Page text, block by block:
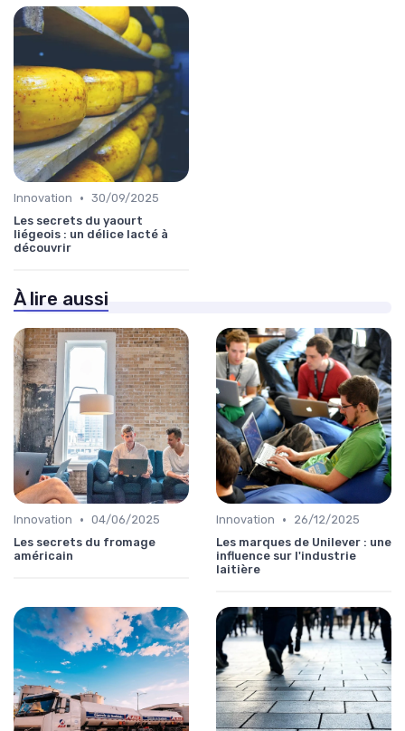
Innovation • 30/09/2025
Les secrets du yaourt
liégeois : un délice lacté à
découvrir
À lire aussi
Innovation • 04/06/2025
Les secrets du fromage
américain
Innovation •
26/12/2025
Les marques de Unilever : une
influence sur l'industrie
laitière